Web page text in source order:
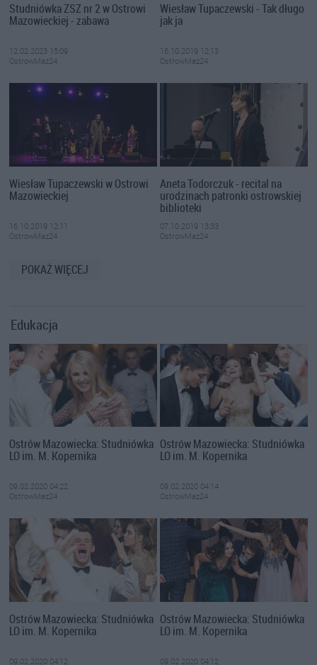
Studniówka ZSZ nr 2 w Ostrowi
Mazowieckiej - zabawa
12.02.2023 15:09
OstrowMaz24
Wiesław Tupaczewski - Tak długo
jak ja
16.10.2019 12:13
OstrowMaz24
Wiesław Tupaczewski w Ostrowi
Mazowieckiej
16.10.2019 12:11
OstrowMaz24
Aneta Todorczuk - recital na
urodzinach patronki ostrowskiej
biblioteki
07.10.2019 13:33
OstrowMaz24
POKAŻ WIĘCEJ
Edukacja
Ostrów Mazowiecka: Studniówka
LO im. M. Kopernika
09.02.2020 04:22
OstrowMaz24
Ostrów Mazowiecka: Studniówka
LO im. M. Kopernika
09.02.2020 04:14
OstrowMaz24
Ostrów Mazowiecka: Studniówka
LO im. M. Kopernika
09.02.2020 04:12
Ostrów Mazowiecka: Studniówka
LO im. M. Kopernika
09.02.2020 04:12